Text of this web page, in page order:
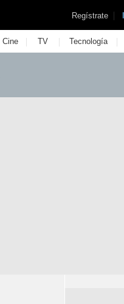
Regístrate |
Cine | TV | Tecnología |